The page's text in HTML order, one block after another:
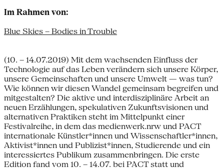
Im Rahmen von:
Blue Skies – Bodies in Trouble
(10. – 14.07.2019) Mit dem wachsenden Einfluss der
Technologie auf das Leben verändern sich unsere Körper,
unsere Gemeinschaften und unsere Umwelt — was tun?
Wie können wir diesen Wandel gemeinsam begreifen und
mitgestalten? Die aktive und interdisziplinäre Arbeit an
neuen Erzählungen, spekulativen Zukunftsvisionen und
alternativen Praktiken steht im Mittelpunkt einer
Festivalreihe, in dem das medienwerk.nrw und PACT
internationale Künstler*innen und Wissenschaftler*innen,
Aktivist*innen und Publizist*innen, Studierende und ein
interessiertes Publikum zusammenbringen. Die erste
Edition fand vom 10. – 14.07. bei PACT statt und